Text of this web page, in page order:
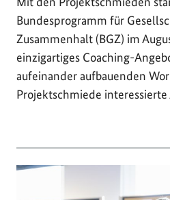
Bundesprogramm für
Zusammenhalt (BGZ) im
einzigartiges Coaching-
aufeinander aufbauenden
Projektschmiede